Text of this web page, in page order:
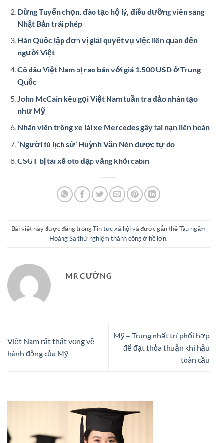
Dừng Tuyển chọn, đào tạo hộ lý, điều dưỡng viên sang
Nhật Bản trái phép
Hàn Quốc lập đơn vị giải quyết vụ việc liên quan đến
người Việt
Cô dâu Việt Nam bị rao bán với giá 1.500 USD ở Trung
Quốc
John McCain kêu gọi Việt Nam tuần tra đảo nhân tạo
như Mỹ
Nhân viên trông xe lái xe Mercedes gây tai nạn liên hoàn
‘Người tù lịch sử’ Huỳnh Văn Nén được tự do
CSGT bị tài xế ôtô đạp văng khỏi cabin
Bài viết này được đăng trongTin tức xã hộivà được gắn thẻTàu ngầm
Hoàng Sa thử nghiệm thành công ở hồ lớn.
MR CƯỜNG
Việt Nam rất thất vọng về
hành động của Mỹ
Mỹ – Trung nhất trí phối hợp
để đạt thỏa thuận khí hậu
toàn cầu